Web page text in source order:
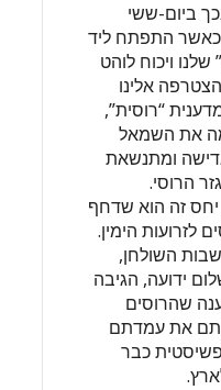
ביום-ששי
כאשר התפתח ליד
שלנו ויכוח לוהט
אלינו
“רוסית”,
את השמאל
ומתנשאת
הרוסי.
זה הוא שדחף
לזרועות הימין.
השולחן,
ידועה, הגיבה
שהרוסים
את עמדתם
כבר